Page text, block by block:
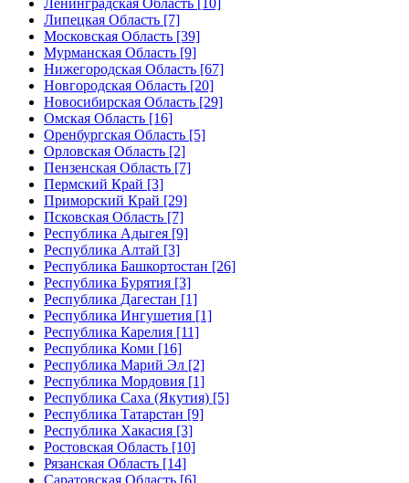
Ленинградская Область [10]
Липецкая Область [7]
Московская Область [39]
Мурманская Область [9]
Нижегородская Область [67]
Новгородская Область [20]
Новосибирская Область [29]
Омская Область [16]
Оренбургская Область [5]
Орловская Область [2]
Пензенская Область [7]
Пермский Край [3]
Приморский Край [29]
Псковская Область [7]
Республика Адыгея [9]
Республика Алтай [3]
Республика Башкортостан [26]
Республика Бурятия [3]
Республика Дагестан [1]
Республика Ингушетия [1]
Республика Карелия [11]
Республика Коми [16]
Республика Марий Эл [2]
Республика Мордовия [1]
Республика Саха (Якутия) [5]
Республика Татарстан [9]
Республика Хакасия [3]
Ростовская Область [10]
Рязанская Область [14]
Саратовская Область [6]